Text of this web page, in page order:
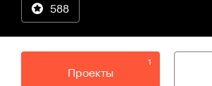
588
1
Проекты